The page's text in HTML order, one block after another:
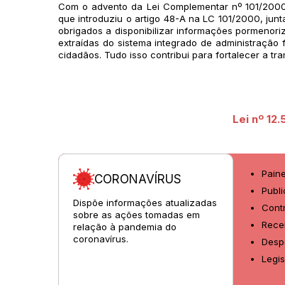
Com o advento da Lei Complementar nº 101/
que introduziu o artigo 48-A na LC 101/2000,
obrigados a disponibilizar informações
extraídas do sistema integrado de
cidadãos. Tudo isso contribui para fortalecer a
Lei nº
CORONAVÍRUS
Dispõe informações atualizadas
sobre as ações tomadas em
relação à pandemia do
coronavírus.